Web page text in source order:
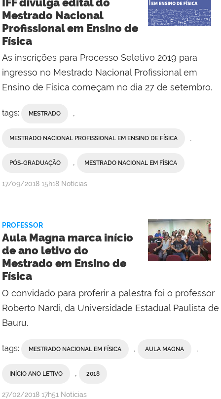
Mestrado Nacional
Profissional em Ensino de
Física
As inscrições para Processo Seletivo 2019 para
ingresso no Mestrado Nacional Profissional em
Ensino de Física começam no dia 27 de setembro.
tags: MESTRADO ,
MESTRADO NACIONAL PROFISSIONAL EM ENSINO DE FÍSICA ,
PÓS-GRADUAÇÃO , MESTRADO NACIONAL EM FÍSICA
por
publicado
17/09/2018 15h18 Notícias
PROFESSOR
Aula Magna marca início
de ano letivo do
Mestrado em Ensino de
Física
O convidado para proferir a palestra foi o professor
Roberto Nardi, da Universidade Estadual Paulista de
Bauru.
tags: MESTRADO NACIONAL EM FÍSICA AULA MAGNA
INÍCIO ANO LETIVO 2018
por
publicado
27/02/2018 17h51 Notícias